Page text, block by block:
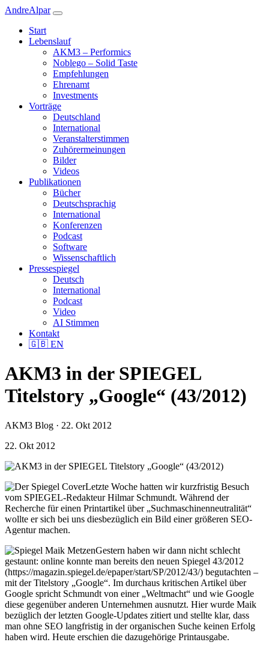
AndreAlpar
Start
Lebenslauf
AKM3 – Performics
Noblego – Solid Taste
Empfehlungen
Ehrenamt
Investments
Vorträge
Deutschland
International
Veranstalterstimmen
Zuhörermeinungen
Bilder
Videos
Publikationen
Bücher
Deutschsprachig
International
Konferenzen
Podcast
Software
Wissenschaftlich
Pressespiegel
Deutsch
International
Podcast
Video
AI Stimmen
Kontakt
🇬🇧 EN
AKM3 in der SPIEGEL
Titelstory „Google“ (43/2012)
AKM3 Blog · 22. Okt 2012
22. Okt 2012
Letzte Woche hatten wir kurzfristig Besuch
vom SPIEGEL-Redakteur Hilmar Schmundt. Während der
Recherche für einen Printartikel über „Suchmaschinenneutralität“
wollte er sich bei uns diesbezüglich ein Bild einer größeren SEO-
Agentur machen.
Gestern haben wir dann nicht schlecht
gestaunt: online konnte man bereits den neuen Spiegel 43/2012
(https://magazin.spiegel.de/epaper/start/SP/2012/43/) begutachten –
mit der Titelstory „Google“. Im durchaus kritischen Artikel über
Google spricht Schmundt von einer „Weltmacht“ und wie Google
diese gegenüber anderen Unternehmen ausnutzt. Hier wurde Maik
bezüglich der letzten Google-Updates zitiert und stellte klar, dass
man ohne SEO langfristig in der organischen Suche keinen Erfolg
haben wird. Heute erschien die dazugehörige Printausgabe.